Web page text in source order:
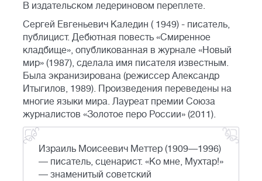
В издательском ледериновом переплете.
Сергей Евгеньевич Каледин ( 1949) - писатель,
публицист. Дебютная повесть «Смиренное
кладбище», опубликованная в журнале «Новый
мир» (1987), сделала имя писателя известным.
Была экранизирована (режиссер Александр
Итыгилов, 1989). Произведения переведены на
многие языки мира. Лауреат премии Союза
журналистов «Золотое перо России» (2011).
Израиль Моисеевич Меттер (1909—1996)
— писатель, сценарист. «Ко мне, Мухтар!»
— знаменитый советский